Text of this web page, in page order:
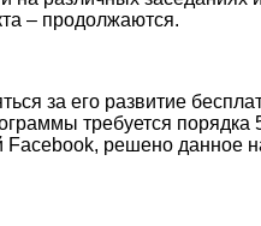
– продолжаются.
за его развитие
требуется порядка
Facebook, решено данное